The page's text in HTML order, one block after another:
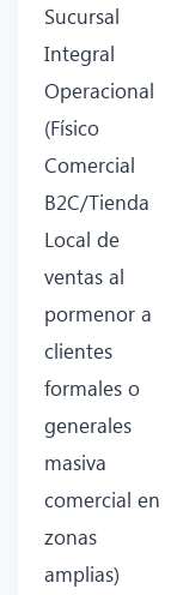
Sucursal
Integral
Operacional
(Físico
Comercial
B2C/Tienda
Local de
ventas al
pormenor a
clientes
formales o
generales
masiva
comercial en
zonas
amplias)